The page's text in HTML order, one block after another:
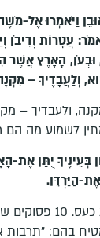
וַיֹּאמְרוּ אֶל-
עֲטָרוֹת וְדִיבֹן
הָאָרֶץ אֲשֶׁר
וְלַעֲבָדֶיךָ –
ולעבדיך –
לשמוע מה הם
בְּעֵינֶיךָ יֻתַּן אֶת-
הַיַּרְדֵּן.
משה, בתגובה,
בהם: "תרבות